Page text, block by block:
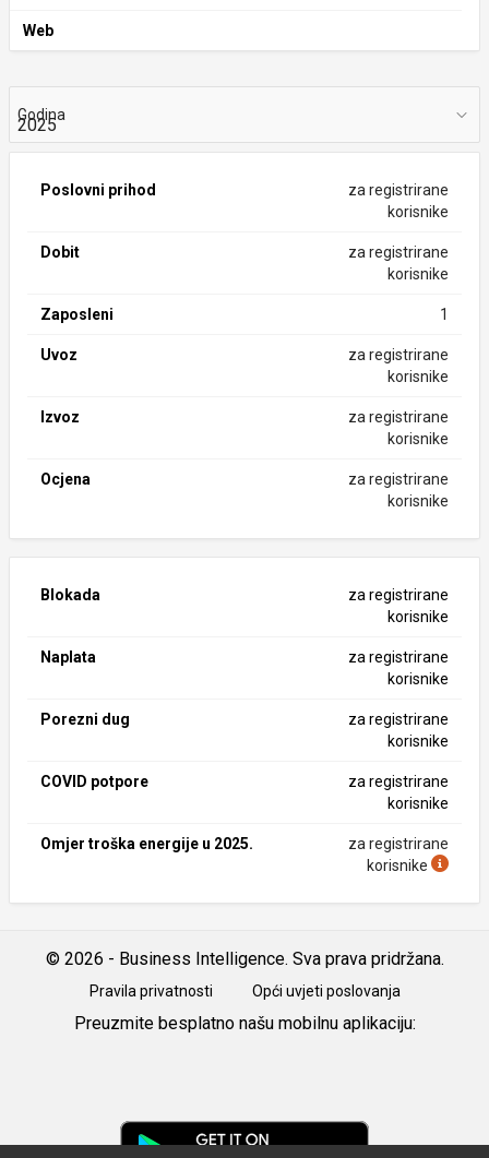
Web
Godina
Poslovni prihod
za registrirane
korisnike
Dobit
za registrirane
korisnike
Zaposleni 1
Uvoz
za registrirane
korisnike
Izvoz
za registrirane
korisnike
Ocjena
za registrirane
korisnike
Blokada
za registrirane
korisnike
Naplata
za registrirane
korisnike
Porezni dug
za registrirane
korisnike
COVID potpore
za registrirane
korisnike
Omjer troška energije u 2025.
za registrirane
korisnike
© 2026 - Business Intelligence. Sva prava pridržana.
Pravila privatnosti Opći uvjeti poslovanja
Preuzmite besplatno našu mobilnu aplikaciju: